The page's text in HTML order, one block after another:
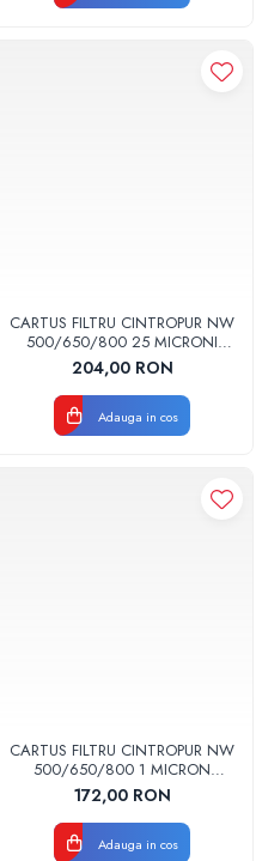
CARTUS FILTRU CINTROPUR NW
500/650/800 25 MICRONI
MANSOANE FILTRARE SET 5BUC
204,00 RON
Adauga in cos
CARTUS FILTRU CINTROPUR NW
500/650/800 1 MICRON
MANSOANE FILTRARE SET 5BUC
172,00 RON
Adauga in cos